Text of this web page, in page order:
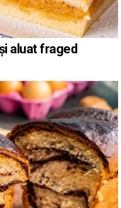
aluat fraged